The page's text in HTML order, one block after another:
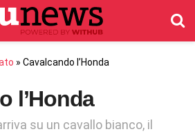
» Cavalcando l’Honda
l’Honda
su un cavallo bianco, il